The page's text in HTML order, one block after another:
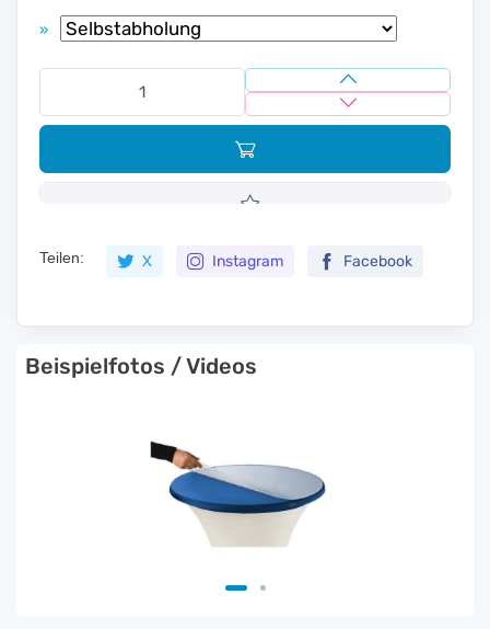
»
Teilen: X Instagram Facebook
Beispielfotos / Videos